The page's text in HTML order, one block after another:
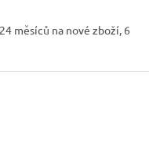
měsíců na nové zboží, 6